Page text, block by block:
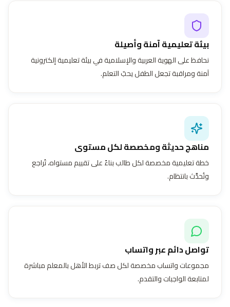
بيئة تعليمية آمنة وأصيلة
نحافظ على الهوية العربية والإسلامية في بيئة تعليمية إلكترونية
آمنة ومراقبة تجعل الطفل يحبّ التعلم.
مناهج حديثة ومخصصة لكل مستوى
خطة تعليمية مخصصة لكل طالب بناءً على تقييم مستواه، تُراجع
وتُحدَّث بانتظام.
تواصل دائم عبر واتساب
مجموعات واتساب مخصصة لكل صف تربط الأهل بالمعلم مباشرة
لمتابعة الواجبات والتقدم.